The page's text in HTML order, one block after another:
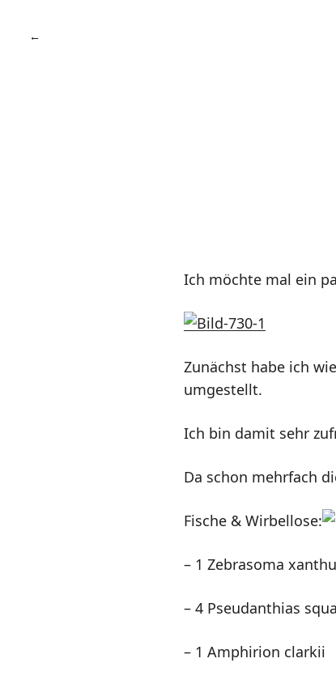
Ich möchte mal ein
Zunächst habe ich
umgestellt.
Ich bin damit sehr
Da schon mehrfach
Fische & Wirbellose:
– 1 Zebrasoma
– 4 Pseudanthias
– 1 Amphirion clarkii